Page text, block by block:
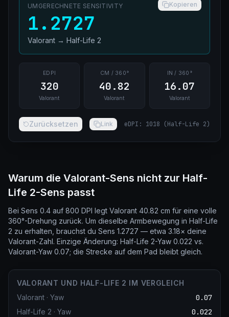
UMGERECHNETE SENSITIVITY Kopieren
1.2727
Valorant → Half-Life 2
EDPI
320
Valorant
CM / 360°
40.82
Valorant
IN / 360°
16.07
Valorant
Zurücksetzen Link eDPI : 1018 (Half-Life 2)
Warum die Valorant-Sens nicht zur Half-
Life 2-Sens passt
Bei Sens 0.4 auf 800 DPI legt Valorant 40.82 cm für eine volle
360°-Drehung zurück. Um dieselbe Armbewegung in Half-Life
2 zu erhalten, brauchst du Sens 1.2727 — etwa 3.18× deine
Valorant-Zahl. Einzige Änderung: Half-Life 2-Yaw 0.022 vs.
Valorant-Yaw 0.07; die Strecke auf dem Pad bleibt gleich.
VALORANT UND HALF-LIFE 2 IM VERGLEICH
Valorant · Yaw 0.07
Half-Life 2 · Yaw 0.022